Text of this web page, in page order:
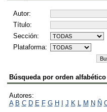
Autor:
Título:
Sección:
Plataforma:
Búsqueda por orden alfabético
Autores:
A B C D E F G H I J K L M N Ñ